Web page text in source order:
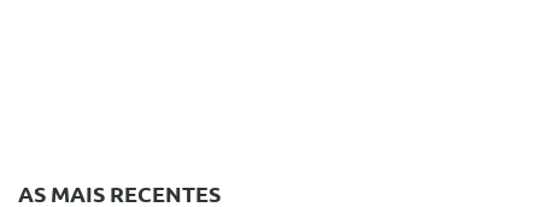
AS MAIS RECENTES